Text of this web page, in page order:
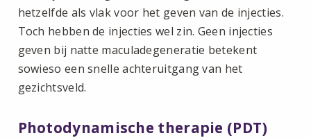
hetzelfde als vlak voor het geven van de injecties.
Toch hebben de injecties wel zin. Geen injecties
geven bij natte maculadegeneratie betekent
sowieso een snelle achteruitgang van het
gezichtsveld.
Photodynamische therapie (PDT)